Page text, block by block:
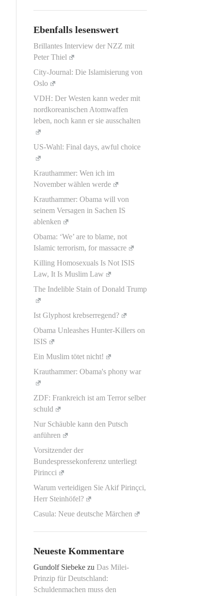
Ebenfalls lesenswert
Brillantes Interview der NZZ mit
Peter Thiel
City-Journal: Die Islamisierung von
Oslo
VDH: Der Westen kann weder mit
nordkoreanischen Atomwaffen
leben, noch kann er sie ausschalten
US-Wahl: Final days, awful choice
Krauthammer: Wen ich im
November wählen werde
Krauthammer: Obama will von
seinem Versagen in Sachen IS
ablenken
Obama: ‘We’ are to blame, not
Islamic terrorism, for massacre
Killing Homosexuals Is Not ISIS
Law, It Is Muslim Law
The Indelible Stain of Donald Trump
Ist Glyphost krebserregend?
Obama Unleashes Hunter-Killers on
ISIS
Ein Muslim tötet nicht!
Krauthammer: Obama's phony war
ZDF: Frankreich ist am Terror selber
schuld
Nur Schäuble kann den Putsch
anführen
Vorsitzender der
Bundespressekonferenz unterliegt
Pirincci
Warum verteidigen Sie Akif Pirinçci,
Herr Steinhöfel?
Casula: Neue deutsche Märchen
Neueste Kommentare
Gundolf Siebeke zu Das Milei-
Prinzip für Deutschland:
Schuldenmachen muss den